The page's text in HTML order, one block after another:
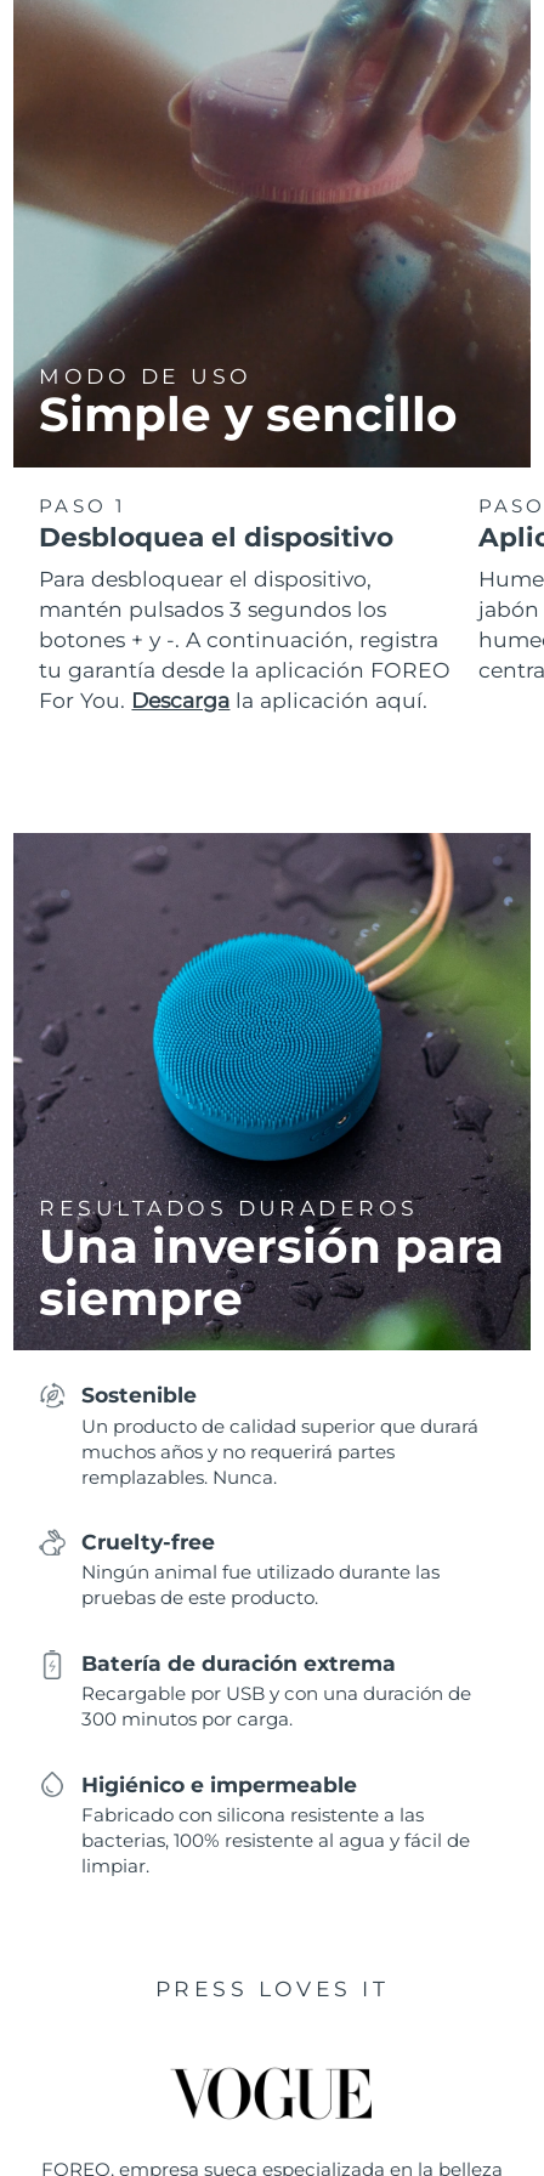
MODO DE USO
Simple y sencillo
PASO 1
Desbloquea el dispositivo
Para desbloquear el dispositivo,
mantén pulsados 3 segundos los
botones + y -. A continuación, registra
tu garantía desde la aplicación FOREO
For You. Descarga la aplicación aquí.
RESULTADOS DURADEROS
Una inversión para
siempre
Sostenible
Un producto de calidad superior que durará
muchos años y no requerirá partes
remplazables. Nunca.
Cruelty-free
Ningún animal fue utilizado durante las
pruebas de este producto.
Batería de duración extrema
Recargable por USB y con una duración de
300 minutos por carga.
Higiénico e impermeable
Fabricado con silicona resistente a las
bacterias, 100% resistente al agua y fácil de
limpiar.
PRESS LOVES IT
FOREO, empresa sueca especializada en la belleza